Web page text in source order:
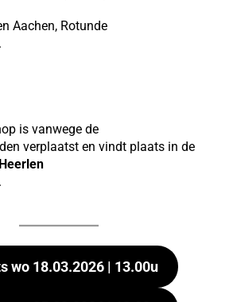
Aachen, Rotunde
is vanwege de
verplaatst en vindt plaats in de
wo 18.03.2026 | 13.00u